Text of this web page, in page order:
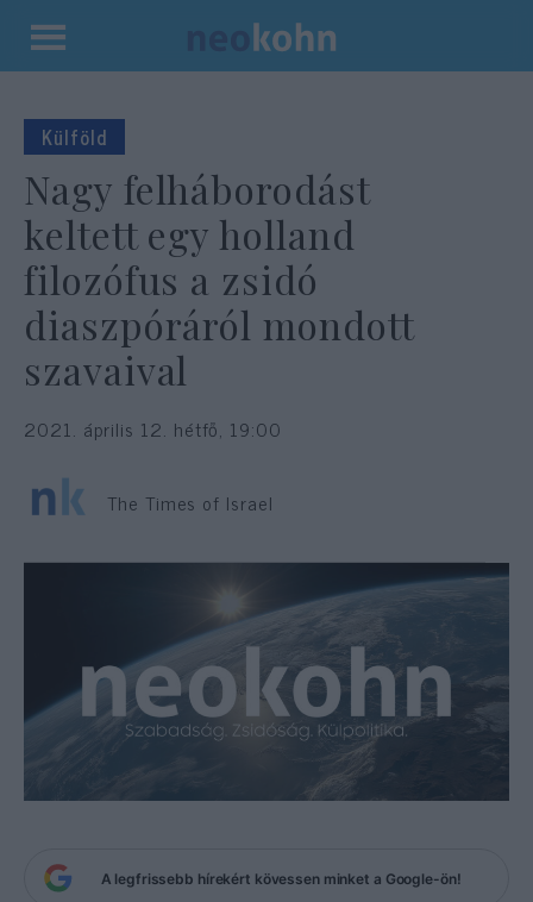
Kilépés
tartalomba
Külföld
Nagy felháborodást
keltett egy holland
filozófus a zsidó
diaszpóráról mondott
szavaival
2021. április 12. hétfő, 19:00
The Times of Israel
A legfrissebb hírekért kövessen minket a Google-ön!